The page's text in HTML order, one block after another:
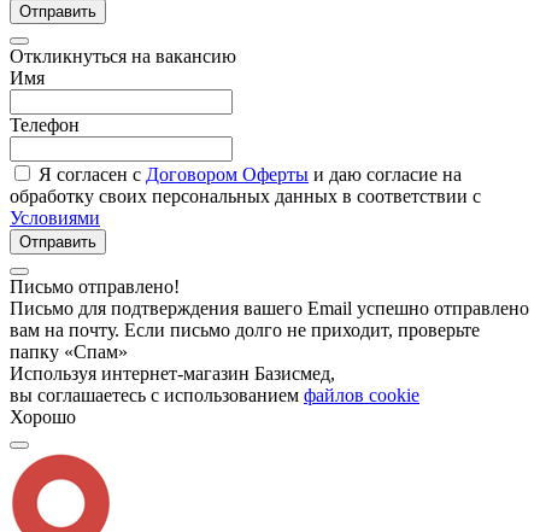
Отправить
Откликнуться на вакансию
Имя
Телефон
Я согласен с Договором Оферты и даю согласие на
обработку своих персональных данных в соответствии с
Условиями
Отправить
Письмо отправлено!
Письмо для подтверждения вашего Email успешно отправлено
вам на почту. Если письмо долго не приходит, проверьте
папку «Спам»
Используя интернет-магазин Базисмед,
вы соглашаетесь с использованием файлов cookie
Хорошо